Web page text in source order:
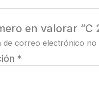
en valorar “C
de correo electrónico no
*